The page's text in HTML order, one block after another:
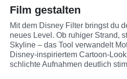
Film gestalten
Mit dem Disney Filter bringst du
neues Level. Ob ruhiger Strand,
Skyline – das Tool verwandelt
Disney-inspiriertem Cartoon-
schlichte Aufnahmen deutlich